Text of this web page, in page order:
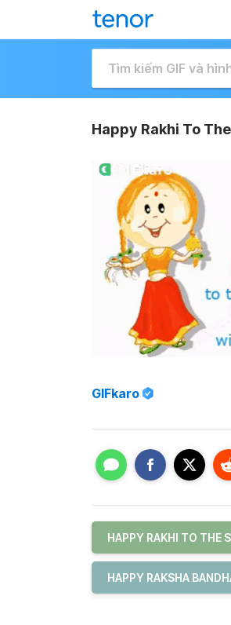
Happy Rakhi To
GIFkaro
HAPPY RAKHI TO THE
HAPPY RAKSHA